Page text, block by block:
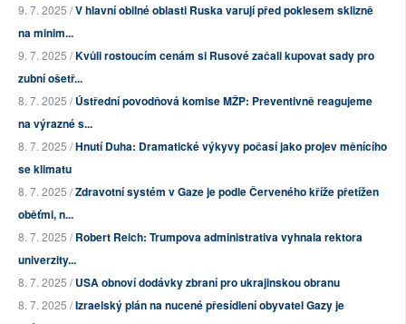
9. 7. 2025 /V hlavní obilné oblasti Ruska varují před poklesem sklizně
na minim...
9. 7. 2025 /Kvůli rostoucím cenám si Rusové začali kupovat sady pro
zubní ošetř...
8. 7. 2025 /Ústřední povodňová komise MŽP: Preventivně reagujeme
na výrazné s...
8. 7. 2025 /Hnutí Duha: Dramatické výkyvy počasí jako projev měnícího
se klimatu
8. 7. 2025 /Zdravotní systém v Gaze je podle Červeného kříže přetížen
oběťmi, n...
8. 7. 2025 /Robert Reich: Trumpova administrativa vyhnala rektora
univerzity...
8. 7. 2025 /USA obnoví dodávky zbraní pro ukrajinskou obranu
8. 7. 2025 /Izraelský plán na nucené přesídlení obyvatel Gazy je